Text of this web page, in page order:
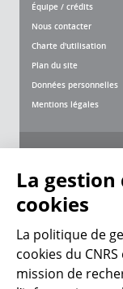
Équipe / crédits
Nous contacter
Charte d'utilisation
Plan du site
Données personnelles
Mentions légales
La gestion
cookies
La politique de
cookies du
mission de